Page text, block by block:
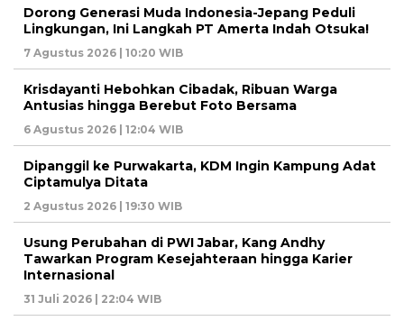
Dorong Generasi Muda Indonesia-Jepang Peduli
Lingkungan, Ini Langkah PT Amerta Indah Otsuka!
7 Agustus 2026 | 10:20 WIB
Krisdayanti Hebohkan Cibadak, Ribuan Warga
Antusias hingga Berebut Foto Bersama
6 Agustus 2026 | 12:04 WIB
Dipanggil ke Purwakarta, KDM Ingin Kampung Adat
Ciptamulya Ditata
2 Agustus 2026 | 19:30 WIB
Usung Perubahan di PWI Jabar, Kang Andhy
Tawarkan Program Kesejahteraan hingga Karier
Internasional
31 Juli 2026 | 22:04 WIB